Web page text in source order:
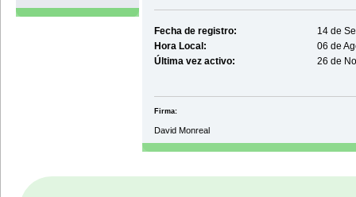
Fecha de registro:
14 de
Hora Local:
06 de
Última vez activo:
26 de
Firma:
David Monreal